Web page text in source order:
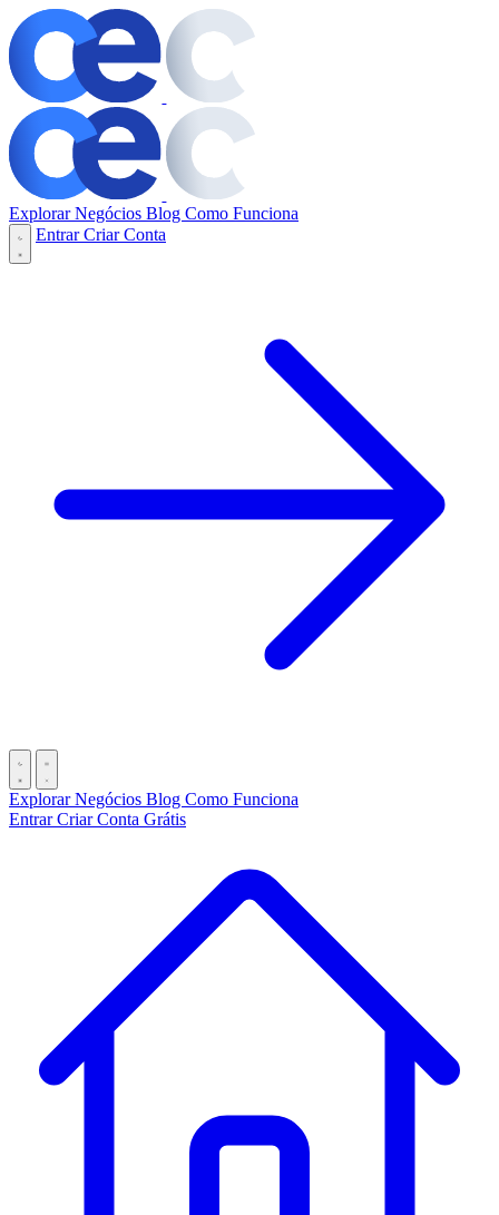
Explorar Negócios Blog Como Funciona
EntrarCriar Conta
Explorar Negócios Blog Como Funciona
EntrarCriar Conta Grátis